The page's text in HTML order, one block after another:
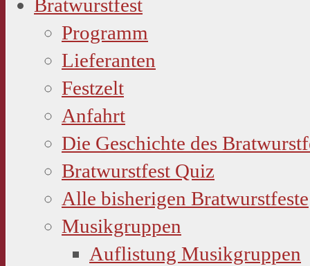
Bratwurstfest
Programm
Lieferanten
Festzelt
Anfahrt
Die Geschichte des
Bratwurstfest Quiz
Alle bisherigen Bratwurstfeste
Musikgruppen
Auflistung Musikgruppen